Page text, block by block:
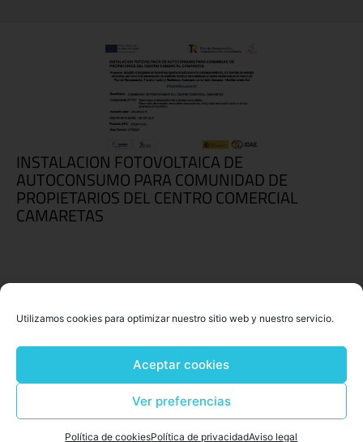
Utilizamos cookies para optimizar nuestro sitio web y nuestro servicio.
Aceptar cookies
Ver preferencias
Política de cookiesPolítica de privacidadAviso legal
INSTALACION FOTOVOLTAICA DE
AUTOCONSUMO PARA COMUNIDAD DE
PROPIETARIOS DEL CENTRO COMERCIAL
CAMARETAS